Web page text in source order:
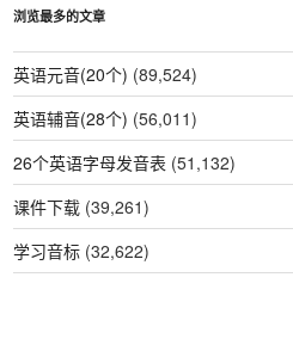
浏览最多的文章
英语元音(20个) (89,524)
英语辅音(28个) (56,011)
26个英语字母发音表 (51,132)
课件下载 (39,261)
学习音标 (32,622)